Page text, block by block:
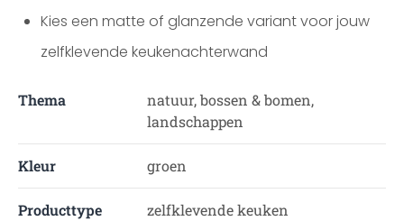
Kies een matte of glanzende variant voor jouw
zelfklevende keukenachterwand
Thema
natuur, bossen & bomen,
landschappen
Kleur groen
Producttype
zelfklevende keuken